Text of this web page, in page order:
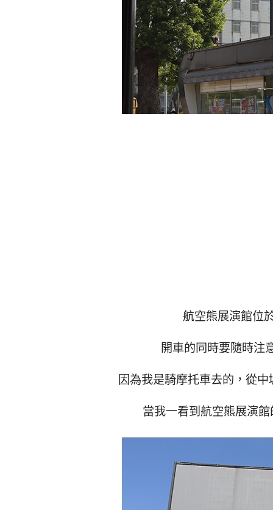
航空熊展演館位
開車的同時要隨時注
因為我是騎摩托車去的，從
當我一看到航空熊展演